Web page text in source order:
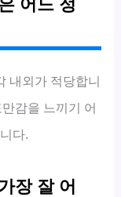
어느 정
내외가 적당합니
감을 느끼기 어
다.
장 잘 어